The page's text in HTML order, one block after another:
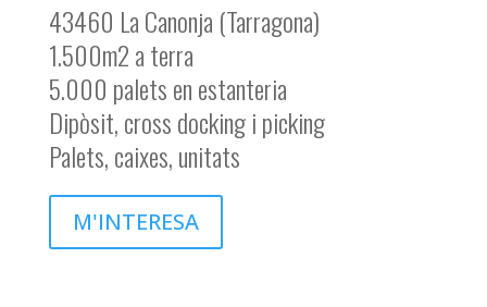
43460 La Canonja (Tarragona)
1.500m2 a terra
5.000 palets en estanteria
Dipòsit, cross docking i picking
Palets, caixes, unitats
M'INTERESA